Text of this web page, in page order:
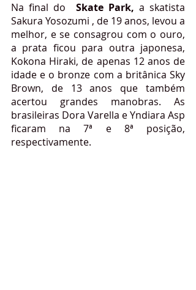
Na final do
Skate Park, a skatista
Sakura Yosozumi , de 19 anos, levou a
melhor, e se consagrou com o ouro,
a prata ficou para outra japonesa,
Kokona Hiraki, de apenas 12 anos de
idade e o bronze com a britânica Sky
Brown, de 13 anos que também
acertou grandes manobras. As
brasileiras Dora Varella e Yndiara Asp
ficaram na 7ª e 8ª posição,
respectivamente.